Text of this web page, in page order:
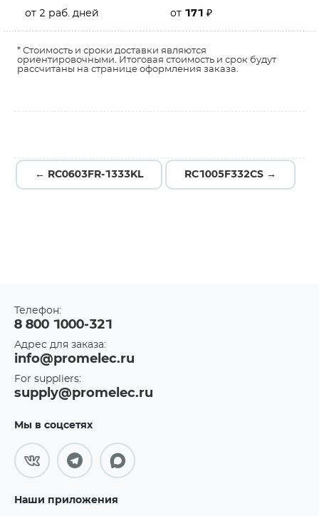
от 2 раб. дней от 171 ₽
* Стоимость и сроки доставки являются
ориентировочными. Итоговая стоимость и срок будут
рассчитаны на странице оформления заказа.
← RC0603FR-1333KL RC1005F332CS →
Телефон:
8 800 1000-321
Адрес для заказа:
info@promelec.ru
For suppliers:
supply@promelec.ru
Мы в соцсетях
Наши приложения